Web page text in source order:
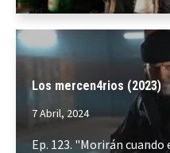
Los mercen4rios (2023)
7 Abril, 2024
Ep. 123. "Morirán